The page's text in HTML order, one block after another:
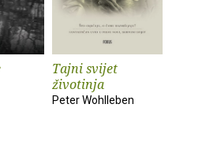
Tajni svijet
životinja
Peter Wohlleben